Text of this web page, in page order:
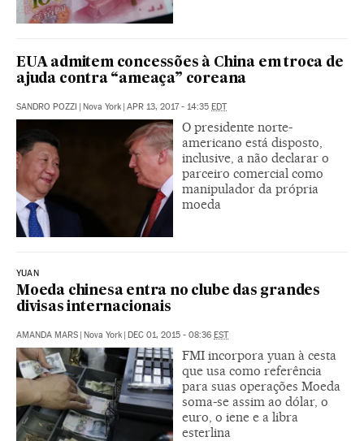
EUA admitem concessões à China em troca de
ajuda contra “ameaça” coreana
SANDRO POZZI | Nova York | APR 13, 2017 - 14:35 EDT
O presidente norte-
americano está disposto,
inclusive, a não declarar o
parceiro comercial como
manipulador da própria
moeda
YUAN
Moeda chinesa entra no clube das grandes
divisas internacionais
AMANDA MARS | Nova York | DEC 01, 2015 - 08:36 EST
FMI incorpora yuan à cesta
que usa como referência
para suas operações Moeda
soma-se assim ao dólar, o
euro, o iene e a libra
esterlina